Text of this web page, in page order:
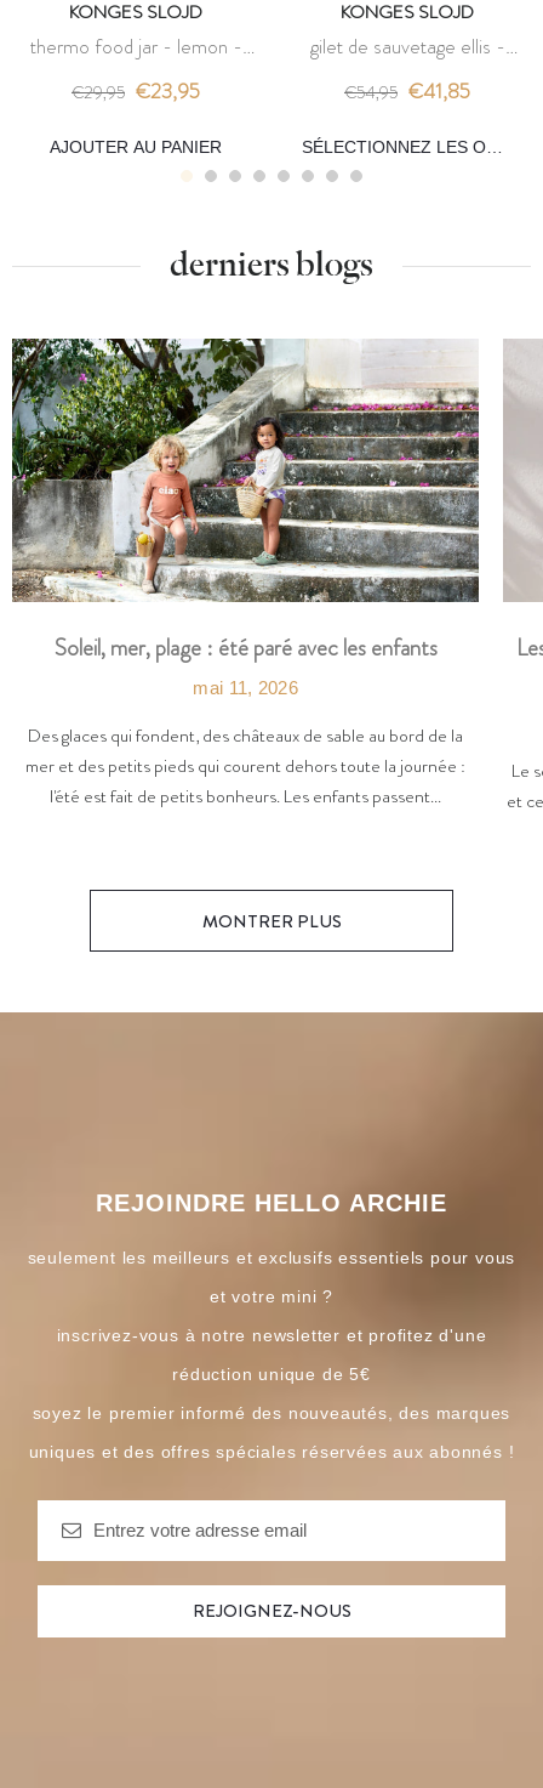
KONGES SLOJD
thermo food jar - lemon -
konges slojd
€29,95 €23,95
AJOUTER AU PANIER
KONGES SLOJD
gilet de sauvetage ellis -
lemon - konges slojd
€54,95 €41,85
derniers blogs
Soleil, mer, plage : été paré avec les enfants
mai 11, 2026
Des glaces qui fondent, des châteaux de sable au bord de la
mer et des petits pieds qui courent dehors toute la journée :
l'été est fait de petits bonheurs. Les enfants passent...
Le
et
MONTRER PLUS
REJOINDRE HELLO ARCHIE
seulement les meilleurs et exclusifs essentiels pour vous
et votre mini ?
inscrivez-vous à notre newsletter et profitez d'une
réduction unique de 5€
soyez le premier informé des nouveautés, des marques
uniques et des offres spéciales réservées aux abonnés !